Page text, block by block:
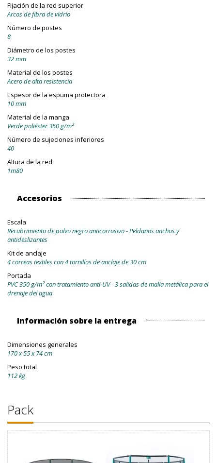
Fijación de la red superior
Arcos de fibra de vidrio
Número de postes
8
Diámetro de los postes
32 mm
Material de los postes
Acero de alta resistencia
Espesor de la espuma protectora
10 mm
Material de la manga
Verde poliéster 350 g/m²
Número de sujeciones inferiores
40
Altura de la red
1m80
Accesorios
Escala
Recubrimiento de polvo negro anticorrosivo - Peldaños anchos y
antideslizantes
Kit de anclaje
4 correas textiles con 4 tornillos de anclaje de 30 cm
Portada
PVC 350 g/m² con tratamiento anti-UV - 3 salidas de malla metálica para el
drenaje del agua
Información sobre la entrega
Dimensiones generales
170 x 55 x 74 cm
Peso total
112 kg
Pack